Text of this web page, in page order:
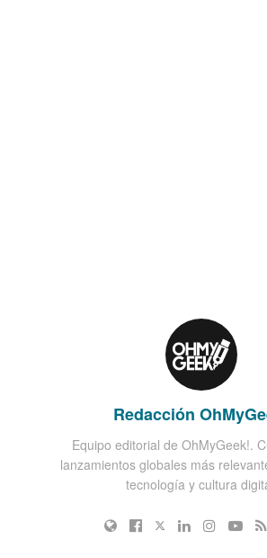
Redacción
Equipo editorial de OhMyGeek!.
lanzamientos globales más
tecnología y cultura